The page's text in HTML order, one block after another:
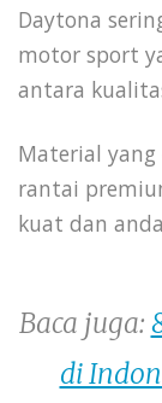
Daytona
motor sport
antara
Material
rantai
kuat dan
Baca juga:
di